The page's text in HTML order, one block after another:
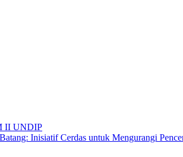
II UNDIP
Inisiatif Cerdas untuk Mengurangi